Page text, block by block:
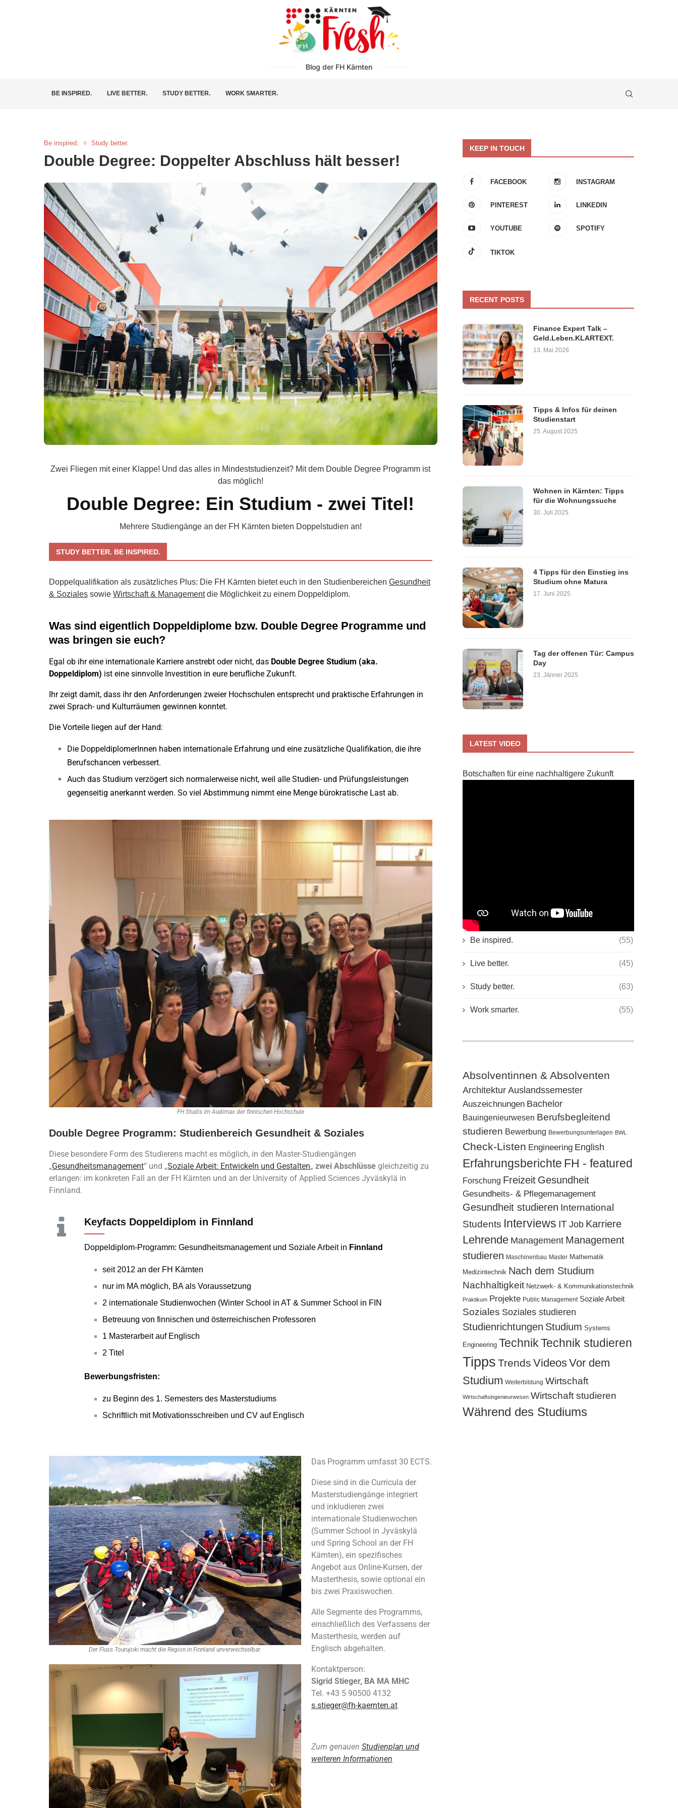
Blog der FH Kärnten
BE INSPIRED. LIVE BETTER. STUDY BETTER. WORK SMARTER.
Be inspired. Study better.
Double Degree: Doppelter Abschluss hält besser!
Zwei Fliegen mit einer Klappe! Und das alles in Mindeststudienzeit? Mit dem Double Degree Programm ist
das möglich!
Double Degree: Ein Studium - zwei Titel!
Mehrere Studiengänge an der FH Kärnten bieten Doppelstudien an!
STUDY BETTER. BE INSPIRED.
Doppelqualifikation als zusätzliches Plus: Die FH Kärnten bietet euch in den Studienbereichen Gesundheit
& Soziales sowie Wirtschaft & Managementdie Möglichkeit zu einem Doppeldiplom.
Was sind eigentlich Doppeldiplome bzw. Double Degree Programme und
was bringen sie euch?
Egal ob ihr eine internationale Karriere anstrebt oder nicht, das Double Degree Studium (aka.
Doppeldiplom) ist eine sinnvolle Investition in eure berufliche Zukunft.
Ihr zeigt damit, dass ihr den Anforderungen zweier Hochschulen entsprecht und praktische Erfahrungen in
zwei Sprach- und Kulturräumen gewinnen konntet.
Die Vorteile liegen auf der Hand:
Die DoppeldiplomerInnen haben internationale Erfahrung und eine zusätzliche Qualifikation, die ihre
Berufschancen verbessert.
Auch das Studium verzögert sich normalerweise nicht, weil alle Studien- und Prüfungsleistungen
gegenseitig anerkannt werden. So viel Abstimmung nimmt eine Menge bürokratische Last ab.
FH Studis im Audimax der finnischen Hochschule
Double Degree Programm: Studienbereich Gesundheit & Soziales
Diese besondere Form des Studierens macht es möglich, in den Master-Studiengängen
„Gesundheitsmanagement“ und „Soziale Arbeit: Entwickeln und Gestalten„ zwei Abschlüsse gleichzeitig zu
erlangen: im konkreten Fall an der FH Kärnten und an der University of Applied Sciences Jyväskylä in
Finnland.
Keyfacts Doppeldiplom in Finnland
Doppeldiplom-Programm: Gesundheitsmanagement und Soziale Arbeit in Finnland
seit 2012 an der FH Kärnten
nur im MA möglich, BA als Voraussetzung
2 internationale Studienwochen (Winter School in AT & Summer School in FIN
Betreuung von finnischen und österreichischen Professoren
1 Masterarbeit auf Englisch
2 Titel
Bewerbungsfristen:
zu Beginn des 1. Semesters des Masterstudiums
Schriftlich mit Motivationsschreiben und CV auf Englisch
Der Fluss Tourujoki macht die Region in Finnland unverwechselbar.
Das Programm umfasst 30 ECTS.
Diese sind in die Curricula der
Masterstudiengänge integriert
und inkludieren zwei
internationale Studienwochen
(Summer School in Jyväskylä
und Spring School an der FH
Kärnten), ein spezifisches
Angebot aus Online-Kursen, der
Masterthesis, sowie optional ein
bis zwei Praxiswochen.
Alle Segmente des Programms,
einschließlich des Verfassens der
Masterthesis, werden auf
Englisch abgehalten.
Kontaktperson:
Sigrid Stieger, BA MA MHC
Tel. +43 5 90500 4132
s.stieger@fh-kaernten.at
Zum genauen Studienplan und
weiteren Informationen
KEEP IN TOUCH
FACEBOOK INSTAGRAM
PINTEREST LINKEDIN
YOUTUBE SPOTIFY
TIKTOK
RECENT POSTS
Finance Expert Talk –
Geld.Leben.KLARTEXT.
13. Mai 2026
Tipps & Infos für deinen
Studienstart
25. August 2025
Wohnen in Kärnten: Tipps
für die Wohnungssuche
30. Juli 2025
4 Tipps für den Einstieg ins
Studium ohne Matura
17. Juni 2025
Tag der offenen Tür: Campus
Day
23. Jänner 2025
LATEST VIDEO
Botschaften für eine nachhaltigere Zukunft
KATEGORIEN
Be inspired. (55)
Live better. (45)
Study better. (63)
Work smarter. (55)
Absolventinnen & Absolventen
Architektur Auslandssemester
Auszeichnungen Bachelor
Bauingenieurwesen Berufsbegleitend
studieren Bewerbung Bewerbungsunterlagen BWL
Check-Listen Engineering English
Erfahrungsberichte FH - featured
Forschung Freizeit Gesundheit
Gesundheits- & Pflegemanagement
Gesundheit studieren International
Students Interviews IT Job Karriere
Lehrende Management Management
studieren Maschinenbau Master Mathematik
Medizintechnik Nach dem Studium
Nachhaltigkeit Netzwerk- & Kommunikationstechnik
Praktikum Projekte Public Management Soziale Arbeit
Soziales Soziales studieren
Studienrichtungen Studium Systems
Engineering TechnikTechnik studieren
Tipps Trends VideosVor dem
Studium Weiterbildung Wirtschaft
Wirtschaftsingenieurwesen Wirtschaft studieren
Während des Studiums